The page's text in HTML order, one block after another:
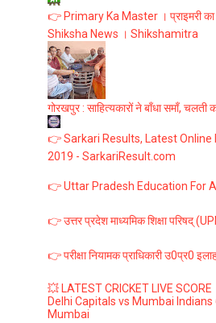
👉 Primary Ka Master । प्राइमरी
Shiksha News । Shikshamitra
गोरखपुर : साहित्यकारों ने बाँधा समाँ, चलती
👉 Sarkari Results, Latest Online
2019 - SarkariResult.com
👉 Uttar Pradesh Education For All
👉 उत्तर प्रदेश माध्यमिक शिक्षा परिषद्
👉 परीक्षा नियामक प्राधिकारी उ0प्र0
💥 LATEST CRICKET LIVE SCORE
Delhi Capitals vs Mumbai
Mumbai